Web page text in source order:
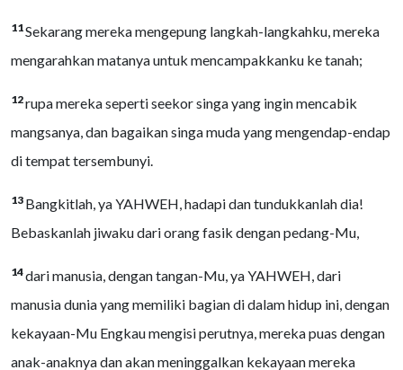
11Sekarang mereka mengepung langkah-langkahku, mereka
mengarahkan matanya untuk mencampakkanku ke tanah;
12rupa mereka seperti seekor singa yang ingin mencabik
mangsanya, dan bagaikan singa muda yang mengendap-endap
di tempat tersembunyi.
13 Bangkitlah, ya YAHWEH, hadapi dan tundukkanlah dia!
Bebaskanlah jiwaku dari orang fasik dengan pedang-Mu,
14dari manusia, dengan tangan-Mu, ya YAHWEH, dari
manusia dunia yang memiliki bagian di dalam hidup ini, dengan
kekayaan-Mu Engkau mengisi perutnya, mereka puas dengan
anak-anaknya dan akan meninggalkan kekayaan mereka